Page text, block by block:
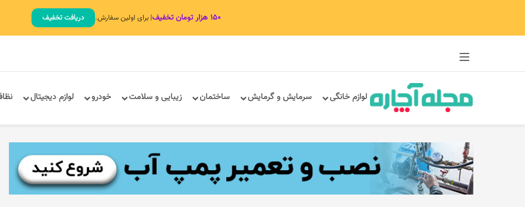
۱۵۰ هزار تومان تخفیف | برای اولین سفارش. دریافت تخفیف
لوازم خانگی سرمایش و گرمایش ساختمان زیبایی و سلامت خودرو لوازم دیجیتال